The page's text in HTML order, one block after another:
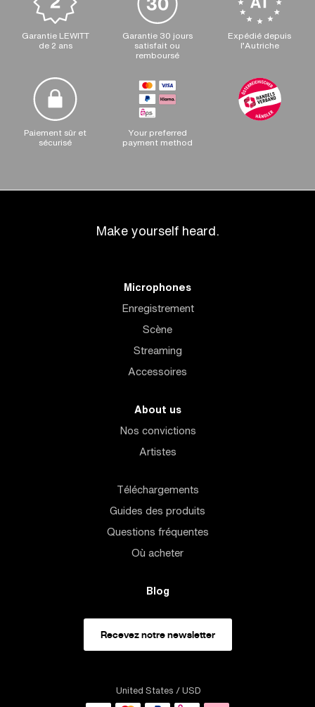
Garantie LEWITT
de 2 ans
Garantie 30 jours
satisfait ou
remboursé
Expédié depuis
l’Autriche
Paiement sûr et
sécurisé
Your preferred
payment method
Make yourself heard.
Microphones
Enregistrement
Scène
Streaming
Accessoires
About us
Nos convictions
Artistes
Téléchargements
Guides des produits
Questions fréquentes
Où acheter
Blog
Recevez notre newsletter
United States / USD